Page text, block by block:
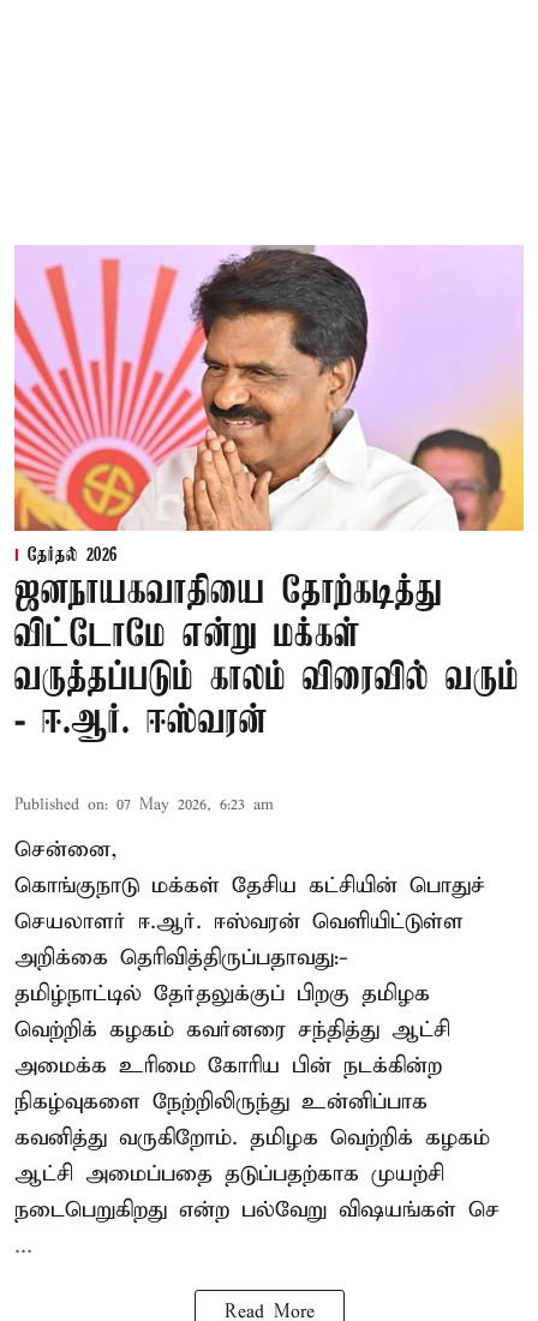
தேர்தல் 2026
ஜனநாயகவாதியை தோற்கடித்து
விட்டோமே என்று மக்கள்
வருத்தப்படும் காலம் விரைவில் வரும்
- ஈ.ஆர். ஈஸ்வரன்
Published on: 07 May 2026, 6:23 am
சென்னை,
கொங்குநாடு மக்கள் தேசிய கட்சியின் பொதுச்
செயலாளர் ஈ.ஆர். ஈஸ்வரன் வெளியிட்டுள்ள
அறிக்கை தெரிவித்திருப்பதாவது:-
தமிழ்நாட்டில் தேர்தலுக்குப் பிறகு தமிழக
வெற்றிக் கழகம் கவர்னரை சந்தித்து ஆட்சி
அமைக்க உரிமை கோரிய பின் நடக்கின்ற
நிகழ்வுகளை நேற்றிலிருந்து உன்னிப்பாக
கவனித்து வருகிறோம். தமிழக வெற்றிக் கழகம்
ஆட்சி அமைப்பதை தடுப்பதற்காக முயற்சி
நடைபெறுகிறது என்ற பல்வேறு விஷயங்கள் செ
...
Read More